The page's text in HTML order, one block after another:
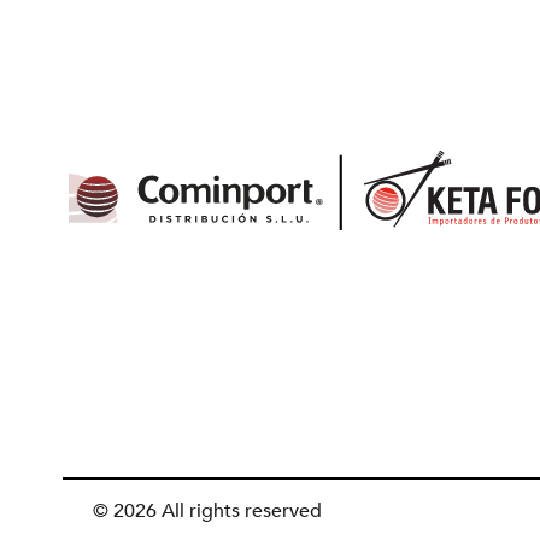
© 2026 All rights reserved